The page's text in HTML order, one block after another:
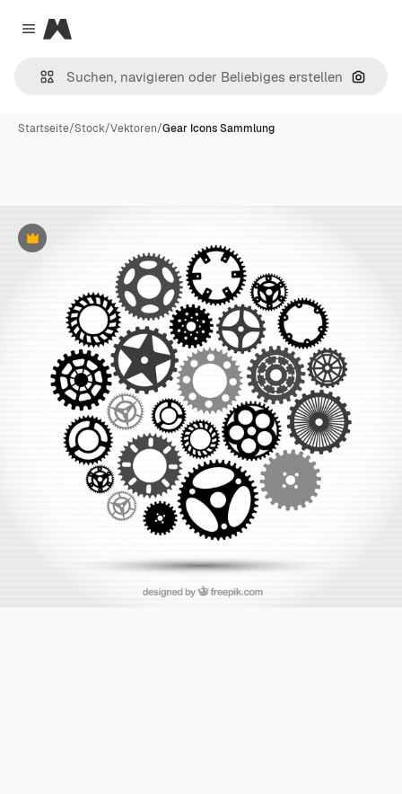
Close menu
Magnific
Nach
Startseite/Stock/Vektoren/Gear Icons Sammlung
Premium